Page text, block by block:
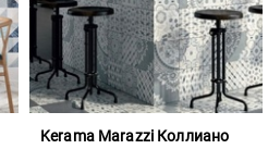
Kerama Marazzi Коллиано